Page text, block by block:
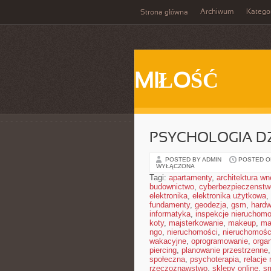
Strona główna Archiwum
MIŁOŚĆ
PSYCHOLOGIA
POSTED BY ADMIN POSTED
WYŁĄCZONA
Tagi: apartamenty, architektura
budownictwo,
elektronika, elektronika użytkowa,
fundamenty, geodezja, gsm,
informatyka, inspekcje
koty, majsterkowanie, makeup,
ngo, nieruchomości,
wakacyjne, oprogramowanie,
piercing, planowanie przestrzenne,
społeczna, psychoterapia, relacje
rzeczoznawstwo, sklepy online,